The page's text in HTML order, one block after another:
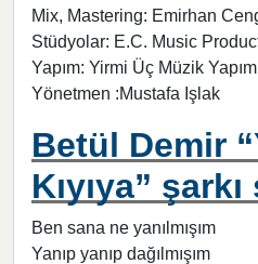
Mix, Mastering: Emirhan
Stüdyolar: E.C. Music
Yapım: Yirmi Üç Müzik Yapım
Yönetmen :Mustafa Işlak
Betül Demir
Kıyıya”
Ben sana ne yanılmışım
Yanıp yanıp dağılmışım